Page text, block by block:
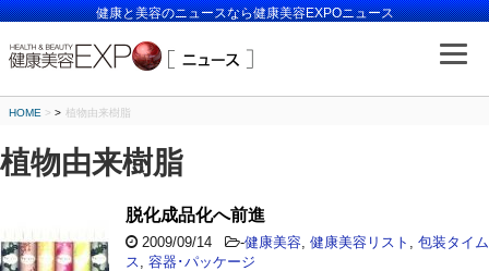
健康と美容のニュースなら健康美容EXPOニュース
HOME > 植物由来樹脂
植物由来樹脂
脱化成品化へ前進
2009/09/14 -健康美容 健康美容リスト
包装タイム
ス
容器･パッケージ